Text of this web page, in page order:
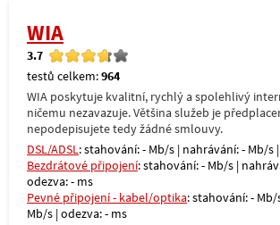
WIA
3.7
testů celkem:964
WIA poskytuje kvalitní, rychlý a spolehlivý
ničemu nezavazuje. Většina služeb je
nepodepisujete tedy žádné smlouvy.
DSL/ADSL: stahování: - Mb/s | nahrávání: - Mb/s
Bezdrátové připojení: stahování: - Mb/s |
odezva: - ms
Pevné připojení - kabel/optika: stahování: -
Mb/s | odezva: - ms